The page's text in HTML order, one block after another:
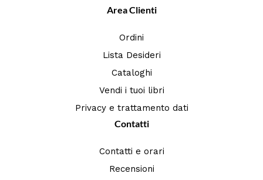
Area Clienti
Ordini
Lista Desideri
Cataloghi
Vendi i tuoi libri
Privacy e trattamento dati
Contatti
Contatti e orari
Recensioni